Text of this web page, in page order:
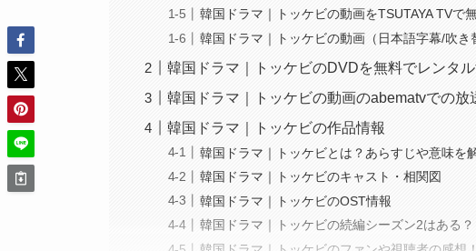
韓国ドラマ｜トッケビの動画をTSUTAYA TVで
韓国ドラマ｜トッケビの動画（日本語字幕/吹
韓国ドラマ｜トッケビのDVDを無料でレンタ
韓国ドラマ｜トッケビの動画のabematvでの放
韓国ドラマ｜トッケビの作品情報
韓国ドラマ｜トッケビとは？あらすじや意味を
韓国ドラマ｜トッケビのキャスト・相関図
韓国ドラマ｜トッケビのOST情報
韓国ドラマ｜トッケビの続編シーズン2はある？